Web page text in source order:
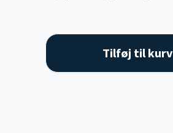
Tilføj til kurv